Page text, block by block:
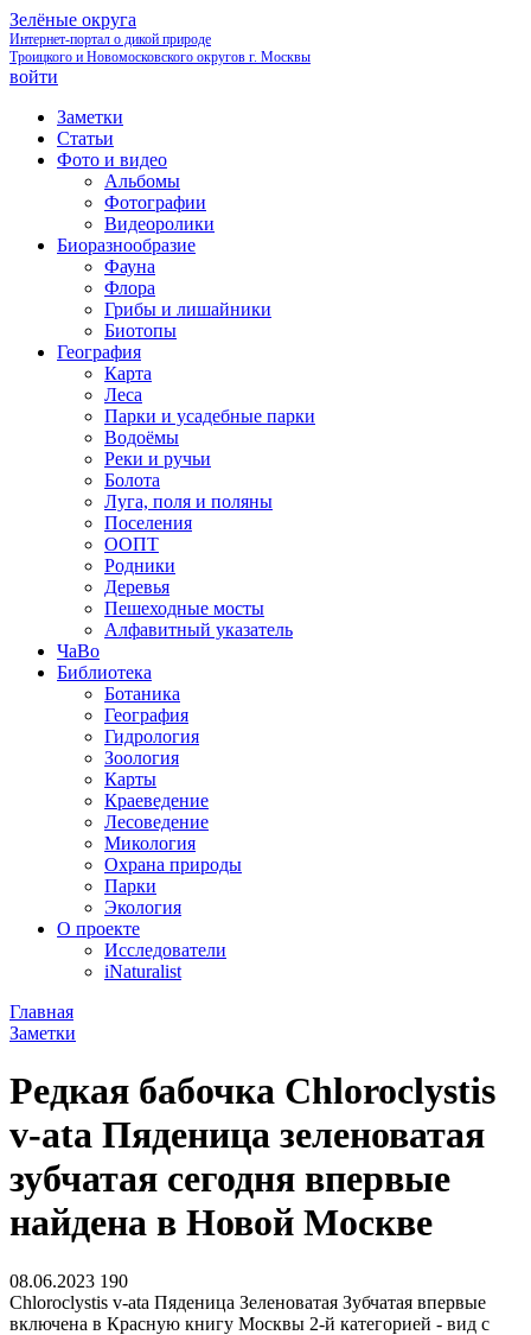
Зелёные округа
Интернет-портал о дикой природе
Троицкого и Новомосковского округов г. Москвы
войти
Заметки
Статьи
Фото и видео
Альбомы
Фотографии
Видеоролики
Биоразнообразие
Фауна
Флора
Грибы и лишайники
Биотопы
География
Карта
Леса
Парки и усадебные парки
Водоёмы
Реки и ручьи
Болота
Луга, поля и поляны
Поселения
ООПТ
Родники
Деревья
Пешеходные мосты
Алфавитный указатель
ЧаВо
Библиотека
Ботаника
География
Гидрология
Зоология
Карты
Краеведение
Лесоведение
Микология
Охрана природы
Парки
Экология
О проекте
Исследователи
iNaturalist
Главная
Заметки
Редкая бабочка Chloroclystis
v-ata Пяденица зеленоватая
зубчатая сегодня впервые
найдена в Новой Москве
08.06.2023 190
Chloroclystis v-ata Пяденица Зеленоватая Зубчатая впервые
включена в Красную книгу Москвы 2-й категорией - вид с